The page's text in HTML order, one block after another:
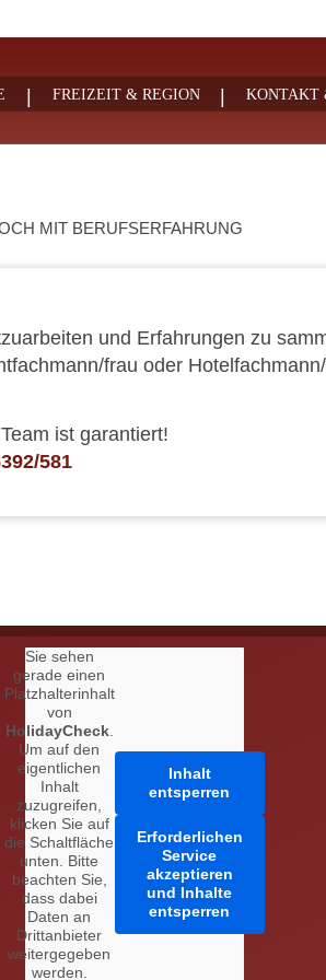
FREIZEIT & REGION KONTAKT
MIT BERUFSERFAHRUNG
und Erfahrungen zu
frau oder
ist garantiert!
581
Sie sehen
gerade einen
Platzhalterinhalt
von
HolidayCheck.
Um auf den
eigentlichen
Inhalt
zuzugreifen,
klicken Sie auf
die Schaltfläche
unten. Bitte
beachten Sie,
dass dabei
Daten an
Drittanbieter
weitergegeben
werden.
Inhalt
entsperren
Erforderlichen
Service
akzeptieren
und Inhalte
entsperren